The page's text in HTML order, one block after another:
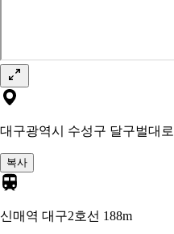
대구광역시 수성구 달구벌대
복사
신매역 대구2호선 188m